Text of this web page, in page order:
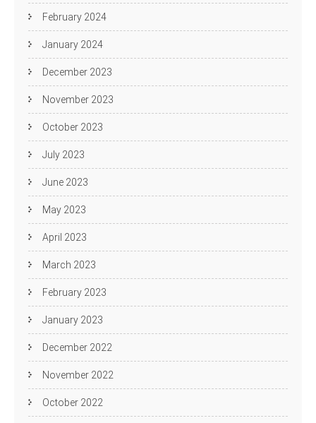
February 2024
January 2024
December 2023
November 2023
October 2023
July 2023
June 2023
May 2023
April 2023
March 2023
February 2023
January 2023
December 2022
November 2022
October 2022